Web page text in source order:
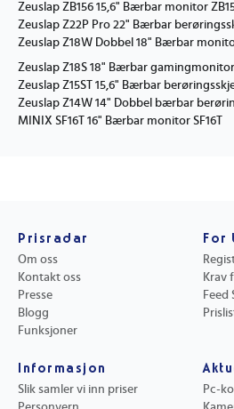
Zeuslap ZB156 15,6" Bærbar monitor
Zeuslap Z22P Pro 22" Bærbar
Zeuslap Z18W Dobbel 18" Bærbar
Zeuslap Z18S 18" Bærbar gamingmonitor
Zeuslap Z15ST 15,6" Bærbar
Zeuslap Z14W 14" Dobbel bærbar
MINIX SF16T 16" Bærbar monitor SF16T
Prisradar
Om oss
Kontakt oss
Presse
Blogg
Funksjoner
For
Krav
Feed
Informasjon
Slik samler vi inn priser
Pc-